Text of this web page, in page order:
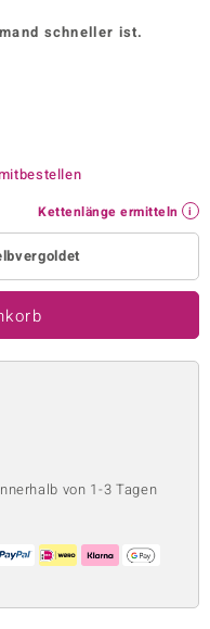
schneller ist.
Kettenlänge ermitteln
von 1-3 Tagen